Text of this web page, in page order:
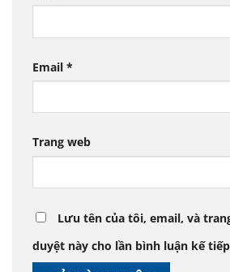
Email *
Trang web
Lưu tên của tôi, email, và
duyệt này cho lần bình luận kế